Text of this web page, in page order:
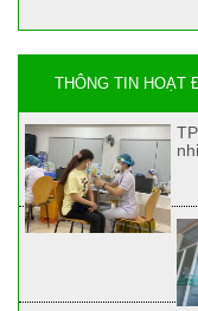
THÔNG TIN HOẠT